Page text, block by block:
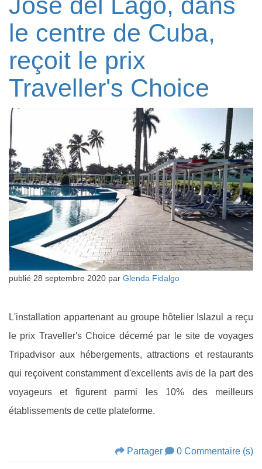
le centre de Cuba,
reçoit le prix
Traveller's Choice
publié 28 septembre 2020 par Glenda Fidalgo
L'installation appartenant au groupe hôtelier Islazul a reçu
le prix Traveller's Choice décerné par le site de voyages
Tripadvisor aux hébergements, attractions et restaurants
qui reçoivent constamment d'excellents avis de la part des
voyageurs et figurent parmi les 10% des meilleurs
établissements de cette plateforme.
Partager 0 Commentaire (s)